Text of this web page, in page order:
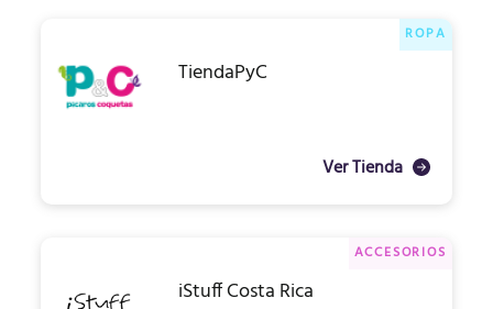
ROPA
TiendaPyC
Ver Tienda
ACCESORIOS
iStuff Costa Rica